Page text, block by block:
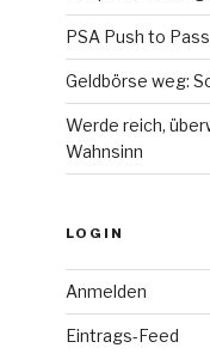
PSA Push to Pass
Geldbörse weg:
Werde reich,
Wahnsinn
LOGIN
Anmelden
Eintrags-Feed